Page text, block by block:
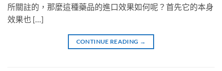
所關註的，那麼這種藥品的進口效果如何呢？首先它的本身
效果也 […]
CONTINUE READING →